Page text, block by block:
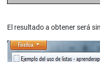
El resultado a obtener será